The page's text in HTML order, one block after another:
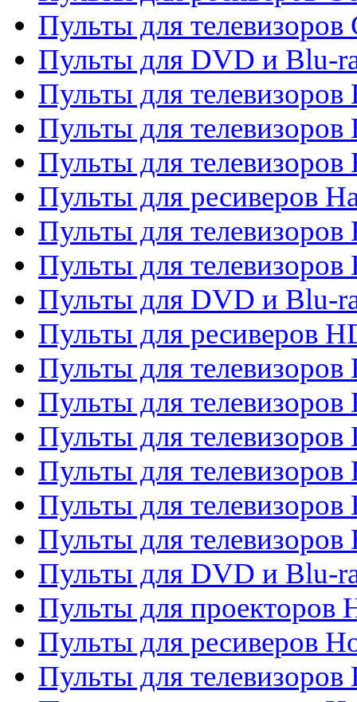
Пульты для телевизоров
Пульты для DVD и Blu-
Пульты для телевизоров
Пульты для телевизоров
Пульты для
Пульты для ресиверов
Пульты для телевизоров
Пульты для телевизоров
Пульты для DVD и Blu-
Пульты для ресиверов
Пульты для
Пульты для телевизоров
Пульты для телевизоров
Пульты для телевизоров
Пульты для телевизоров
Пульты для телевизоров
Пульты для DVD и Blu-
Пульты для проекторов
Пульты для ресиверов
Пульты для